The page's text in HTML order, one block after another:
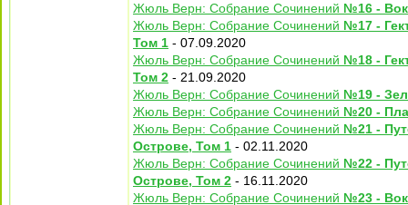
Жюль Верн: Собрание Сочинений №16 -
Жюль Верн: Собрание Сочинений №17 -
Том 1 - 07.09.2020
Жюль Верн: Собрание Сочинений №18 -
Том 2 - 21.09.2020
Жюль Верн: Собрание Сочинений №19 -
Жюль Верн: Собрание Сочинений №20 -
Жюль Верн: Собрание Сочинений №21 -
Острове, Том 1 - 02.11.2020
Жюль Верн: Собрание Сочинений №22 -
Острове, Том 2 - 16.11.2020
Жюль Верн: Собрание Сочинений №23 -